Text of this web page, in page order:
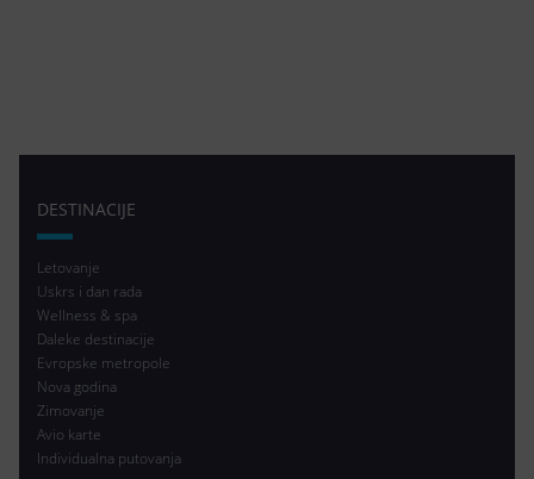
DESTINACIJE
Letovanje
Uskrs i dan rada
Wellness & spa
Daleke destinacije
Evropske metropole
Nova godina
Zimovanje
Avio karte
Individualna putovanja